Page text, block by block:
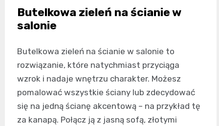
Butelkowa zieleń na ścianie w
salonie
Butelkowa zieleń na ścianie w salonie to
rozwiązanie, które natychmiast przyciąga
wzrok i nadaje wnętrzu charakter. Możesz
pomalować wszystkie ściany lub zdecydować
się na jedną ścianę akcentową – na przykład tę
za kanapą. Połącz ją z jasną sofą, złotymi